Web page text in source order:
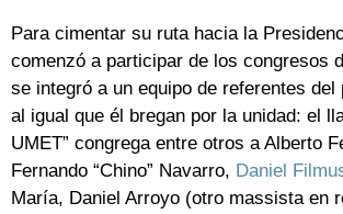
Para cimentar su ruta hacia la
comenzó a participar de los congresos
se integró a un equipo de referentes del
al igual que él bregan por la unidad: el
UMET” congrega entre otros a Alberto
Fernando “Chino” Navarro, Daniel
María, Daniel Arroyo (otro massista en